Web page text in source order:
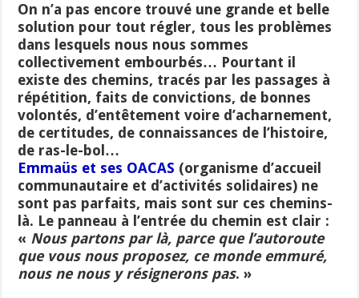
On n’a pas encore trouvé une grande et belle
solution pour tout régler, tous les problèmes
dans lesquels nous nous sommes
collectivement embourbés… Pourtant il
existe des chemins, tracés par les passages à
répétition, faits de convictions, de bonnes
volontés, d’entêtement voire d’acharnement,
de certitudes, de connaissances de l’histoire,
de ras-le-bol…
Emmaüs et ses OACAS (organisme d’accueil
communautaire et d’activités solidaires) ne
sont pas parfaits, mais sont sur ces chemins-
là. Le panneau à l’entrée du chemin est clair :
« Nous partons par là, parce que l’autoroute
que vous nous proposez, ce monde emmuré,
nous ne nous y résignerons pas. »